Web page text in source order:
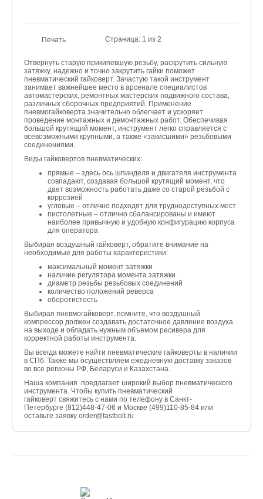
Печать Страница: 1 из 2
Отвернуть старую прикипевшую резьбу, раскрутить сильную
затяжку, надежно и точно закрутить гайки поможет
пневматический гайковерт. Зачастую такой инструмент
занимает важнейшее место в арсенале специалистов
автомастерских, ремонтных мастерских подвижного состава,
различных сборочных предприятий. Применение
пневмогайковерта значительно облегчает и ускоряет
проведение монтажных и демонтажных работ. Обеспечивая
большой крутящий момент, инструмент легко справляется с
всевозможными крупными, а также «закисшими» резьбовыми
соединениями.
Виды гайковертов пневматических:
прямые – здесь ось шпинделя и двигателя инструмента
совпадают, создавая большой крутящий момент, что
дает возможность работать даже со старой резьбой с
коррозией
угловые – отлично подходят для труднодоступных мест
пистолетные – отлично сбалансированы и имеют
наиболее привычную и удобную конфигурацию корпуса
для оператора
Выбирая воздушный гайковерт, обратите внимание на
необходимые для работы характеристики:
максимальный момент затяжки
наличие регулятора момента затяжки
диаметр резьбы резьбовых соединений
количество положений реверса
оборотистость
Выбирая пневмогайковерт, помните, что воздушный
компрессор должен создавать достаточное давление воздуха
на выходе и обладать нужным объемом ресивера для
корректной работы инструмента.
Вы всегда можете найти пневматические гайковерты в наличии
в СПб. Также мы осуществляем ежедневную доставку заказов
во все регионы РФ, Беларуси и Казахстана.
Наша компания предлагает широкий выбор пневматического
инструмента. Чтобы купить пневматический
гайковерт свяжитесь с нами по телефону в Санкт-
Петербурге (812)448-47-06 и Москве (499)110-85-84 или
оставьте заявку order@fastbolt.ru